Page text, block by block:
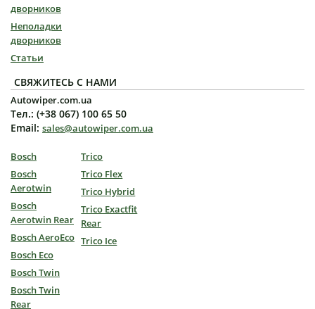
дворников
Неполадки
дворников
Статьи
СВЯЖИТЕСЬ С НАМИ
Autowiper.com.ua
Тел.: (+38 067) 100 65 50
Email: sales@autowiper.com.ua
Bosch
Bosch
Aerotwin
Bosch
Aerotwin Rear
Bosch AeroEco
Bosch Eco
Bosch Twin
Bosch Twin
Rear
Trico
Trico Flex
Trico Hybrid
Trico Exactfit
Rear
Trico Ice